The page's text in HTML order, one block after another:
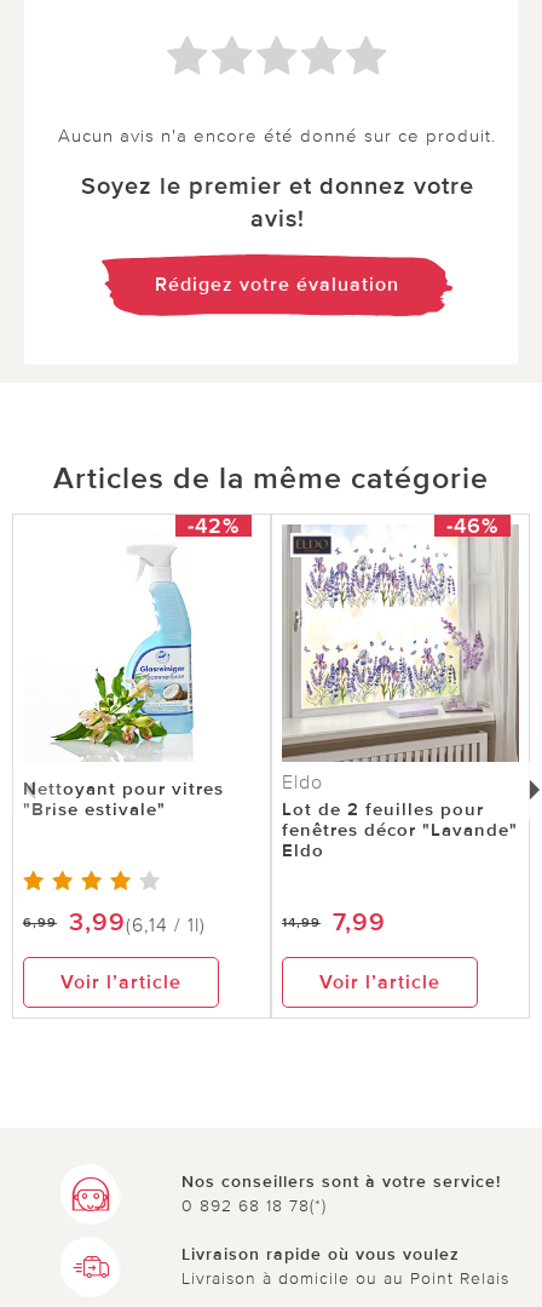
Aucun avis n'a encore été donné sur ce produit.
Soyez le premier et donnez votre
avis!
Rédigez votre évaluation
Articles de la même catégorie
-42%
Nettoyant pour vitres
"Brise estivale"
6,99 3,99(6,14 / 1l)
Voir l’article
-46%
Eldo
Lot de 2 feuilles pour
fenêtres décor "Lavande"
Eldo
14,99 7,99
Voir l’article
Nos conseillers sont à votre service!
0 892 68 18 78(*)
Livraison rapide où vous voulez
Livraison à domicile ou au Point Relais